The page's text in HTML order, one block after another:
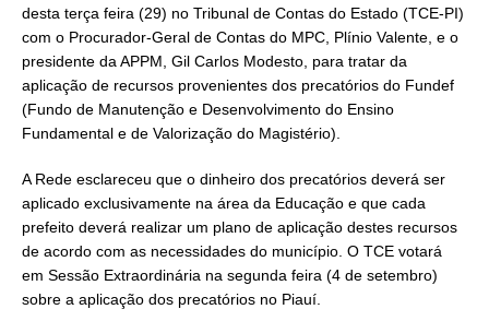
desta terça feira (29) no Tribunal de Contas do Estado (TCE-PI)
com o Procurador-Geral de Contas do MPC, Plínio Valente, e o
presidente da APPM, Gil Carlos Modesto, para tratar da
aplicação de recursos provenientes dos precatórios do Fundef
(Fundo de Manutenção e Desenvolvimento do Ensino
Fundamental e de Valorização do Magistério).
A Rede esclareceu que o dinheiro dos precatórios deverá ser
aplicado exclusivamente na área da Educação e que cada
prefeito deverá realizar um plano de aplicação destes recursos
de acordo com as necessidades do município. O TCE votará
em Sessão Extraordinária na segunda feira (4 de setembro)
sobre a aplicação dos precatórios no Piauí.